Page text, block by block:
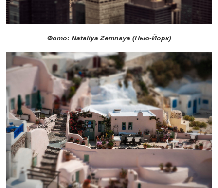
Фото: Nataliya Zemnaya (Нью-Йорк)